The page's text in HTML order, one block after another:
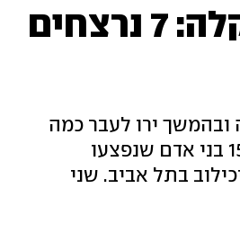
מחבלים פתחו באש ברכבת הקלה: 7 נרצחים
ירו לעבר כמה
בני אדם בשדרות ירושלים ביפו. שבעה מהם נרצחו. עוד 15 בני אדם שנפצעו
בתל אביב. שני